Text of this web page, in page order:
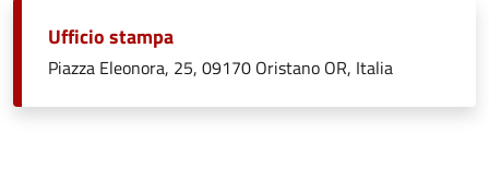
Ufficio stampa
Piazza Eleonora, 25, 09170 Oristano OR, Italia